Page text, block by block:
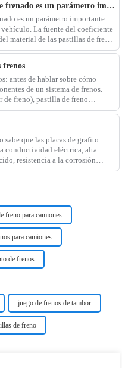
El tamaño del coeficiente de fricción de frenado es un parámetro importante para medir el rendimiento de frenado de un vehículo.
es un parámetro importante
La fuente del coeficiente
material de las pastillas de freno.
frenos
antes de hablar sobre cómo
de un sistema de frenos.
de freno), pastilla de freno
freno, o
sabe que las placas de grafito
conductividad eléctrica, alta
resistencia a la corrosión
se usa ampliamente en Metall
freno para camiones
para camiones
de frenos
juego de frenos de tambor
de freno